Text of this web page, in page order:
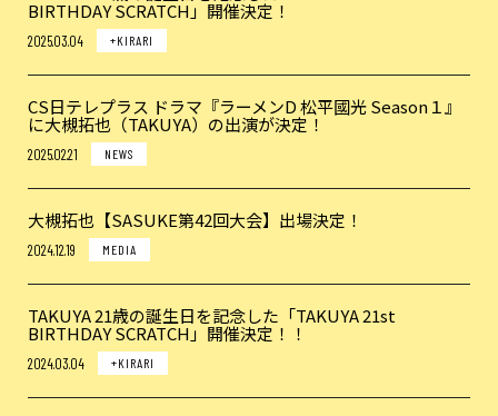
BIRTHDAY SCRATCH」開催決定！
2025.03.04 +KIRARI
CS日テレプラス ドラマ『ラーメンD 松平國光 Season１』
に大槻拓也（TAKUYA）の出演が決定！
2025.02.21 NEWS
大槻拓也【SASUKE第42回大会】出場決定！
2024.12.19 MEDIA
TAKUYA 21歳の誕生日を記念した「TAKUYA 21st
BIRTHDAY SCRATCH」開催決定！！
2024.03.04 +KIRARI